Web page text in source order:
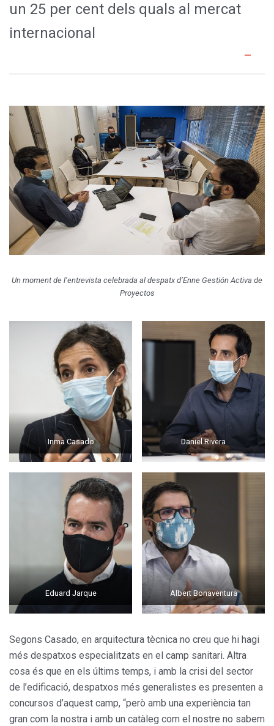
un 25 per cent dels quals al mercat
internacional
Un moment de l’entrevista celebrada al despatx d’Enne Gestión Activa de
Proyectos
Inma Casado Daniel Rivera
Eduard Jarque Albert Bonaventura
Segons Casado, en arquitectura tècnica no creu que hi hagi
més despatxos especialitzats en el camp sanitari. Altra
cosa és que en els últims temps, i amb la crisi del sector
de l’edificació, despatxos més generalistes es presenten a
concursos d’aquest camp, “però amb una experiència tan
gran com la nostra i amb un catàleg com el nostre no sabem